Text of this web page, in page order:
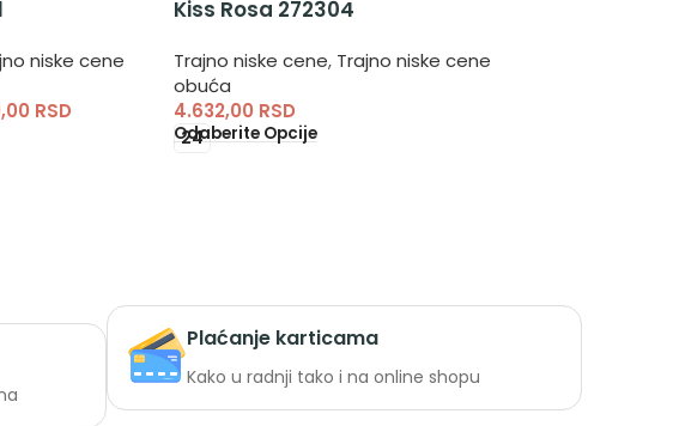
niske cene
RSD
Kiss Rosa 272304
Trajno niske cene, Trajno niske cene
obuća
4.632,00 RSD
Odaberite Opcije
24
Plaćanje karticama
Kako u radnji tako i na online shopu